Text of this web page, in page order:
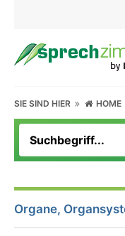
SIE SIND HIER HOME
Organe,